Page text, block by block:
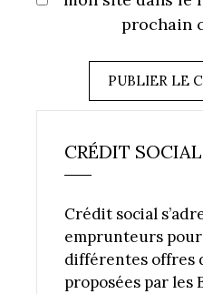
prochain
CRÉDIT SOCIAL
Crédit social
emprunteurs
différentes offres
proposées par les